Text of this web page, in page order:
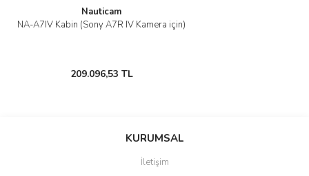
Nauticam
NA-A7IV Kabin (Sony A7R IV Kamera için)
209.096,53 TL
KURUMSAL
İletişim